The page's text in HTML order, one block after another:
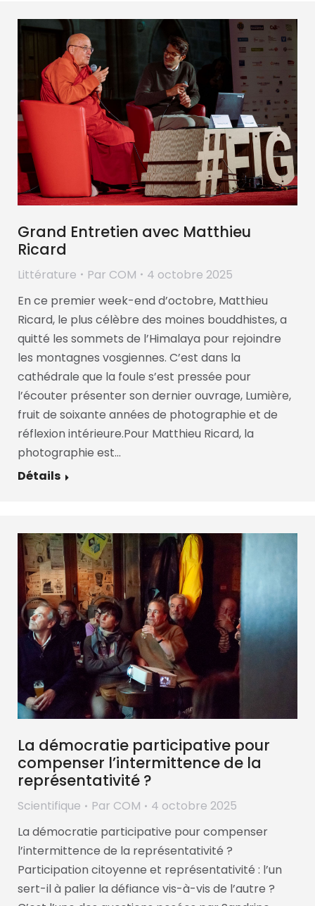
Grand Entretien avec Matthieu
Ricard
Littérature Par COM
4 octobre 2025
En ce premier week-end d’octobre, Matthieu
Ricard, le plus célèbre des moines bouddhistes, a
quitté les sommets de l’Himalaya pour rejoindre
les montagnes vosgiennes. C’est dans la
cathédrale que la foule s’est pressée pour
l’écouter présenter son dernier ouvrage, Lumière,
fruit de soixante années de photographie et de
réflexion intérieure.Pour Matthieu Ricard, la
photographie est…
Détails
La démocratie participative pour
compenser l’intermittence de la
représentativité ?
Scientifique Par COM
4 octobre 2025
La démocratie participative pour compenser
l’intermittence de la représentativité ?
Participation citoyenne et représentativité : l’un
sert-il à palier la défiance vis-à-vis de l’autre ?